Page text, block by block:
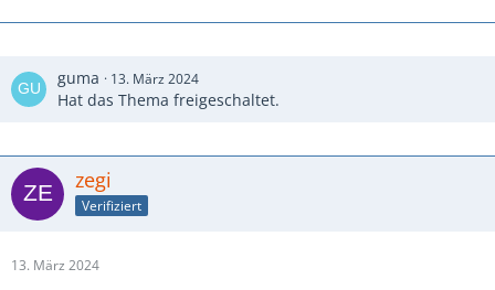
guma 13. März 2024
Hat das Thema freigeschaltet.
zegi
Verifiziert
13. März 2024